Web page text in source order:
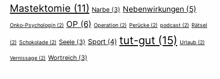
Mastektomie (11) Narbe (3) Nebenwirkungen (5)
Onko-Psychologin (2) OP (6) Operation (2) Perücke (2) podcast (2) Rätsel
(2) Schokolade (2) Seele (3) Sport (4) tut-gut (15) Urlaub (2)
Vernissage (2) Wortreich (3)